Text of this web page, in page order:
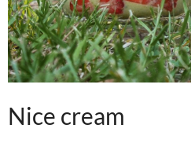
Nice cream